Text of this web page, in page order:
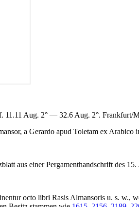
Aug. 2° — 32.6 Aug. 2°. Frankfurt/
a Gerardo apud Toletam ex
aus einer Pergamenthandschrift des
octo libri Rasis Almansoris u. s. w.,